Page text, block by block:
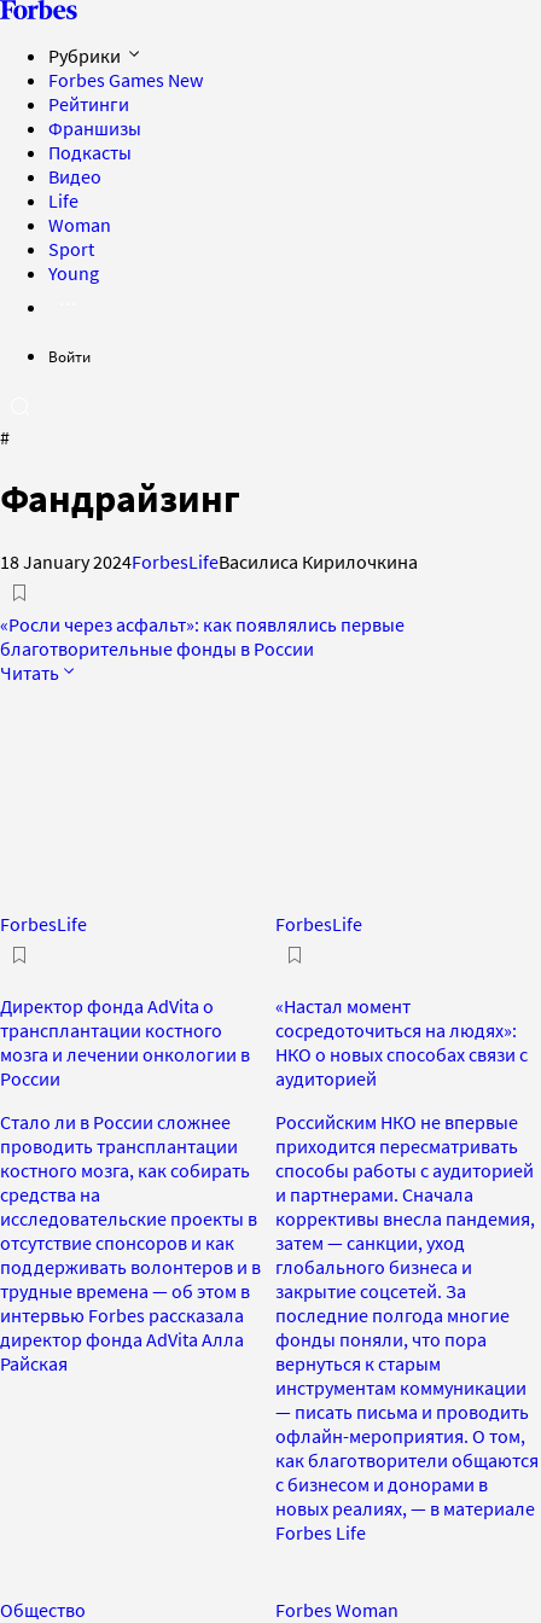
Рубрики
Forbes Games New
Рейтинги
Франшизы
Подкасты
Видео
Life
Woman
Sport
Young
Войти
#
Фандрайзинг
18 January 2024ForbesLifeВасилиса Кирилочкина
«Росли через асфальт»: как появлялись первые
благотворительные фонды в России
Читать
ForbesLife
Директор фонда AdVita о
трансплантации костного
мозга и лечении онкологии в
России
Стало ли в России сложнее
проводить трансплантации
костного мозга, как собирать
средства на
исследовательские проекты в
отсутствие спонсоров и как
поддерживать волонтеров и в
трудные времена — об этом в
интервью Forbes рассказала
директор фонда AdVita Алла
Райская
ForbesLife
«Настал момент
сосредоточиться на людях»:
НКО о новых способах связи с
аудиторией
Российским НКО не впервые
приходится пересматривать
способы работы с аудиторией
и партнерами. Сначала
коррективы внесла пандемия,
затем — санкции, уход
глобального бизнеса и
закрытие соцсетей. За
последние полгода многие
фонды поняли, что пора
вернуться к старым
инструментам коммуникации
— писать письма и проводить
офлайн-мероприятия. О том,
как благотворители общаются
с бизнесом и донорами в
новых реалиях, — в материале
Forbes Life
Общество Forbes Woman